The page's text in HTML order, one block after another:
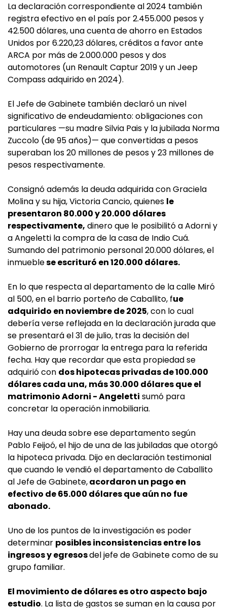
La declaración correspondiente al 2024 también
registra efectivo en el país por 2.455.000 pesos y
42.500 dólares, una cuenta de ahorro en Estados
Unidos por 6.220,23 dólares, créditos a favor ante
ARCA por más de 2.000.000 pesos y dos
automotores (un Renault Captur 2019 y un Jeep
Compass adquirido en 2024).
El Jefe de Gabinete también declaró un nivel
significativo de endeudamiento: obligaciones con
particulares —su madre Silvia Pais y la jubilada Norma
Zuccolo (de 95 años)— que convertidas a pesos
superaban los 20 millones de pesos y 23 millones de
pesos respectivamente.
Consignó además la deuda adquirida con Graciela
Molina y su hija, Victoria Cancio, quienes le
presentaron 80.000 y 20.000 dólares
respectivamente, dinero que le posibilitó a Adorni y
a Angeletti la compra de la casa de Indio Cuá.
Sumando del patrimonio personal 20.000 dólares, el
inmueblese escrituró en 120.000 dólares.
En lo que respecta al departamento de la calle Miró
al 500, en el barrio porteño de Caballito, fue
adquirido en noviembre de 2025, con lo cual
debería verse reflejada en la declaración jurada que
se presentará el 31 de julio, tras la decisión del
Gobierno de prorrogar la entrega para la referida
fecha. Hay que recordar que esta propiedad se
adquirió con dos hipotecas privadas de 100.000
dólares cada una, más 30.000 dólares que el
matrimonio Adorni - Angeletti sumó para
concretar la operación inmobiliaria.
Hay una deuda sobre ese departamento según
Pablo Feijoó, el hijo de una de las jubiladas que otorgó
la hipoteca privada. Dijo en declaración testimonial
que cuando le vendió el departamento de Caballito
al Jefe de Gabinete,acordaron un pago en
efectivo de 65.000 dólares que aún no fue
abonado.
Uno de los puntos de la investigación es poder
determinar posibles inconsistencias entre los
ingresos y egresosdel jefe de Gabinete como de su
grupo familiar.
El movimiento de dólares es otro aspecto bajo
estudio. La lista de gastos se suman en la causa por